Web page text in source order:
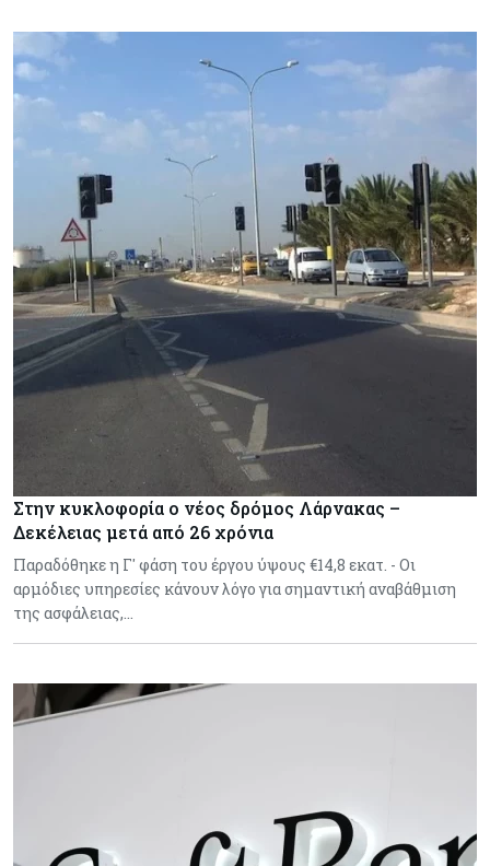
Στην κυκλοφορία ο νέος δρόμος Λάρνακας –
Δεκέλειας μετά από 26 χρόνια
Παραδόθηκε η Γ' φάση του έργου ύψους €14,8 εκατ. - Οι
αρμόδιες υπηρεσίες κάνουν λόγο για σημαντική αναβάθμιση
της ασφάλειας,…